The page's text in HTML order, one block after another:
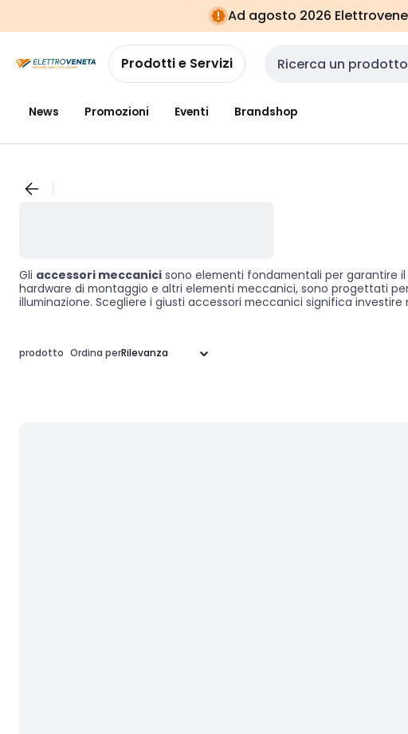
navigazionealla
pagina
Ad agosto 2026
Prodotti e Servizi Cerca input
News Promozioni Eventi Brandshop
Gli accessori meccanici sono elementi fondamentali per garantire
hardware di montaggio e altri elementi meccanici, sono progettati
illuminazione. Scegliere i giusti accessori meccanici significa
prodotto Ordina per